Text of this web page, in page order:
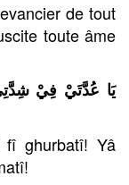
de tout
toute âme
يَا عُدَّتَيْ فِيْ
fî ghurbatî! Yâ